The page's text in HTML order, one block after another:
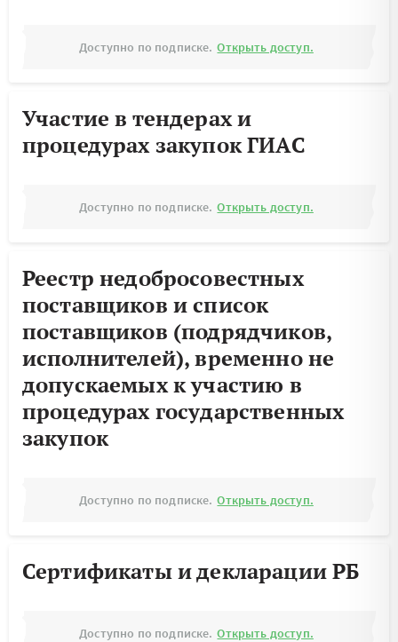
Доступно по подписке. Открыть доступ.
Участие в тендерах и
процедурах закупок ГИАС
Доступно по подписке. Открыть доступ.
Реестр недобросовестных
поставщиков и список
поставщиков (подрядчиков,
исполнителей), временно не
допускаемых к участию в
процедурах государственных
закупок
Доступно по подписке. Открыть доступ.
Сертификаты и декларации РБ
Доступно по подписке. Открыть доступ.